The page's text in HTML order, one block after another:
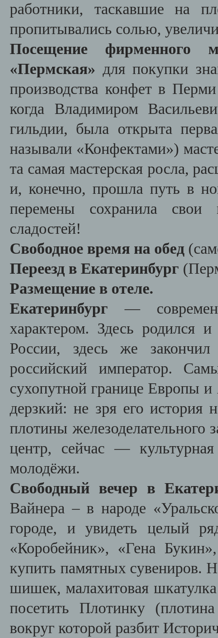
работники, таскавшие на
пропитывались солью,
Посещение фирменного
«Пермская» для покупки
производства конфет в
когда Владимиром
гильдии, была открыта
называли «Конфектами»)
та самая мастерская росла,
и, конечно, прошла путь в
перемены сохранила свои
сладостей!
Свободное время на обед
Переезд в Екатеринбург
Размещение в отеле.
Екатеринбург —
характером. Здесь родился
России, здесь же
российский император.
сухопутной границе Европы
дерзкий: не зря его история
плотины
центр, сейчас —
молодёжи.
Свободный вечер в
Вайнера – в народе
городе, и увидеть целый
«Коробейник», «Гена
купить памятных сувениров.
шишек, малахитовая
посетить Плотинку
вокруг которой разбит